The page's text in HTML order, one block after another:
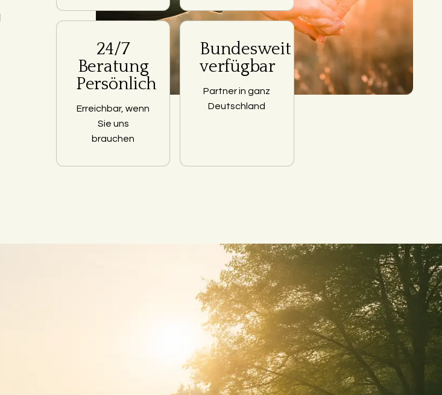
24/7
Beratung
Persönlich
Erreichbar, wenn
Sie uns
brauchen
Bundesweit
verfügbar
Partner in ganz
Deutschland